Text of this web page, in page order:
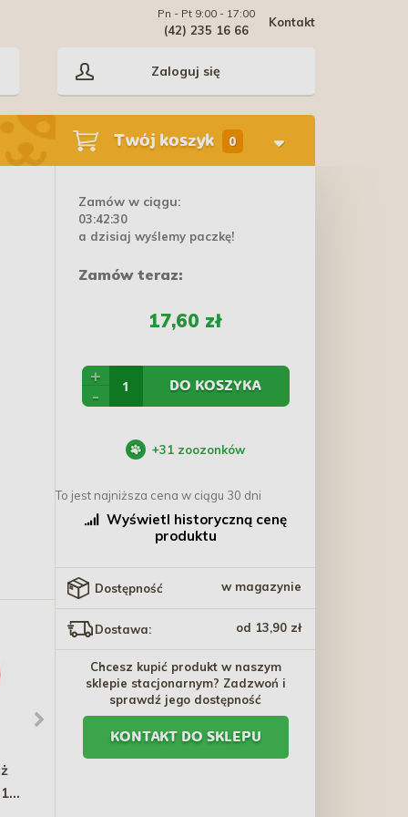
Kontakt
Pn - Pt 9:00 - 17:00
(42) 235 16 66
Zaloguj się
Twój koszyk 0
Zamów w ciągu:
03:42:30
a dzisiaj wyślemy paczkę!
Zamów teraz:
17,60 zł
+
-
DO KOSZYKA
+31 zoozonków
To jest najniższa cena w ciągu 30 dni
Wyświetl historyczną cenę
produktu
Dostępność w magazynie
Dostawa: od 13,90 zł
Chcesz kupić produkt w naszym
sklepie stacjonarnym? Zadzwoń i
sprawdź jego dostępność
KONTAKT DO SKLEPU